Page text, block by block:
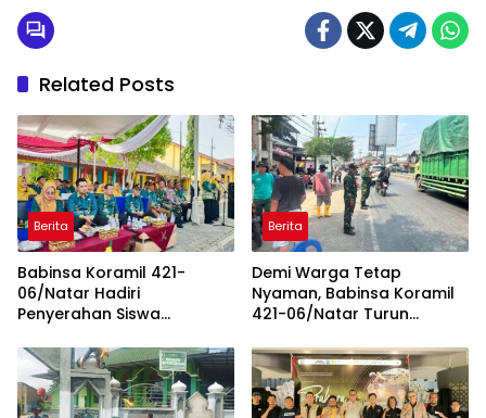
Related Posts
Berita
Babinsa Koramil 421-
06/Natar Hadiri
Penyerahan Siswa
Pembinaan Generasi Muda
Berita
Demi Warga Tetap
Nyaman, Babinsa Koramil
421-06/Natar Turun
Depan Masjid Baiturrohim